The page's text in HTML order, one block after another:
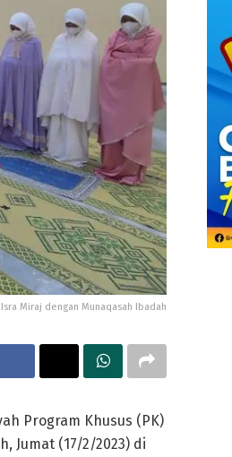
Miraj dengan Munaqasah Ibadah
Program Khusus (PK)
Jumat (17/2/2023) di